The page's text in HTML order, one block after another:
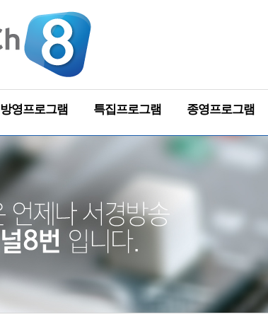
방영프로그램 특집프로그램 종영프로그램